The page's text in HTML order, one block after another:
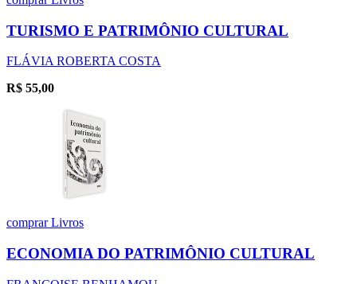
TURISMO E PATRIMÔNIO CULTURAL
FLÁVIA ROBERTA COSTA
R$ 55,00
comprarLivros
ECONOMIA DO PATRIMÔNIO CULTURAL